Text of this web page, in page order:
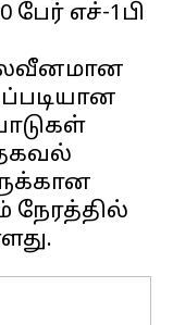
பேர் எச்-1பி
நேரத்தில்